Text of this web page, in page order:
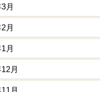
月
月
月
月